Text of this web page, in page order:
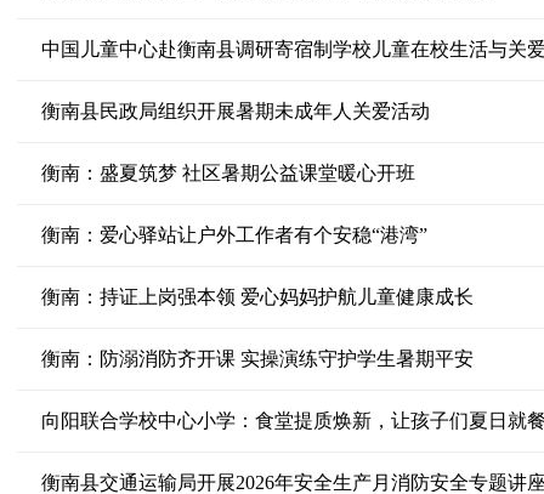
中国儿童中心赴衡南县调研寄宿制学校儿童在校生活与关
衡南县民政局组织开展暑期未成年人关爱活动
衡南：盛夏筑梦 社区暑期公益课堂暖心开班
衡南：爱心驿站让户外工作者有个安稳“港湾”
衡南：持证上岗强本领 爱心妈妈护航儿童健康成长
衡南：防溺消防齐开课 实操演练守护学生暑期平安
向阳联合学校中心小学：食堂提质焕新，让孩子们夏日就
衡南县交通运输局开展2026年安全生产月消防安全专题讲